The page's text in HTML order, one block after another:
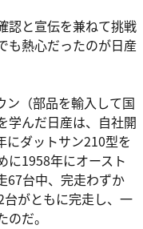
認と宣伝を兼ねて挑戦
も熱心だったのが日産
ン（部品を輸入して国
学んだ日産は、自社開
にダットサン210型を
に1958年にオースト
67台中、完走わずか
がともに完走し、一
だ。